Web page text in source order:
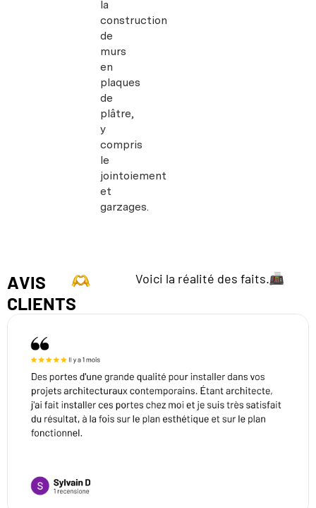
la
construction
de
murs
en
plaques
de
plâtre,
y
compris
le
jointoiement
et
garzages.
AVIS
CLIENTS
Voici la réalité des faits.